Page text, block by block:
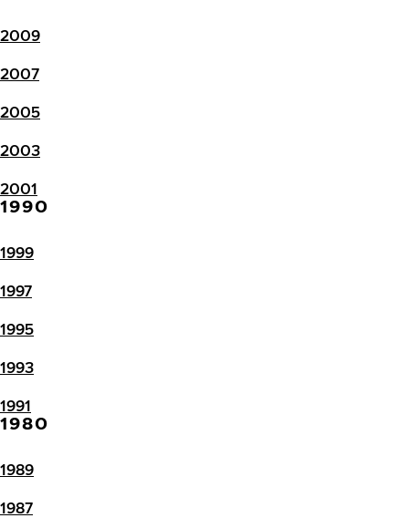
2009
2007
2005
2003
2001
1990
1999
1997
1995
1993
1991
1980
1989
1987